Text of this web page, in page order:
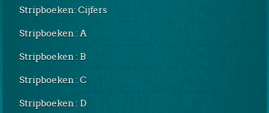
Stripboeken: Cijfers
Stripboeken : A
Stripboeken : B
Stripboeken : C
Stripboeken : D